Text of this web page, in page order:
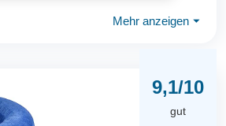
Mehr anzeigen ⏷
9,1/10
gut